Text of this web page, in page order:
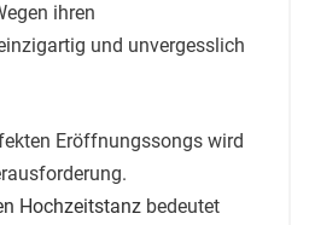
ihren
und unvergesslich
Eröffnungssongs wird
Hochzeitstanz bedeutet